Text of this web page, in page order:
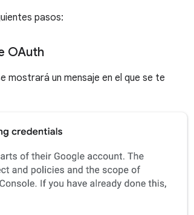
pasos:
OAuth
mostrará un mensaje en el que se te